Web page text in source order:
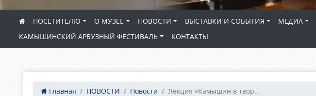
ПОСЕТИТЕЛЮ О МУЗЕЕ НОВОСТИ ВЫСТАВКИ И СОБЫТИЯ МЕДИА
КАМЫШИНСКИЙ АРБУЗНЫЙ ФЕСТИВАЛЬ
КОНТАКТЫ
Главная НОВОСТИ Новости Лекция «Камышин в твор...